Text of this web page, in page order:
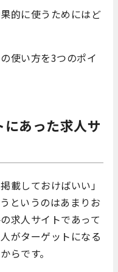
的に使うためにはど
使い方を3つのポイ
あった求人サ
載しておけばいい」
というのはあまりお
求人サイトであって
がターゲットになる
らです。